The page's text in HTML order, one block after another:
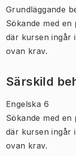
Grundläggande
Sökande med
där kursen ingår
ovan krav.
Särskild
Engelska 6
Sökande med
där kursen ingår
ovan krav.